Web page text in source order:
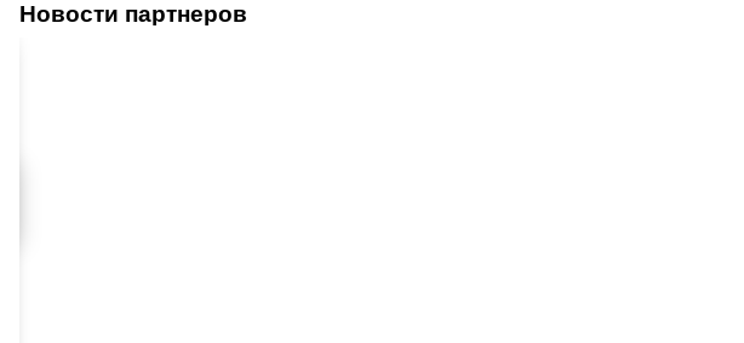
Новости партнеров